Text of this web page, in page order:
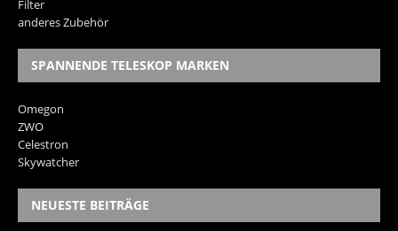
Filter
anderes Zubehör
SPANNENDE TELESKOP MARKEN
Omegon
ZWO
Celestron
Skywatcher
NEUESTE BEITRÄGE